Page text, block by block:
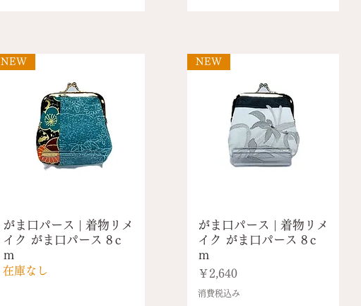
NEW
がま口パース | 着物リメ
イク がま口パース 8ｃ
ｍ
在庫なし
NEW
がま口パース | 着物リメ
イク がま口パース 8ｃ
ｍ
価格
￥2,640
消費税込み